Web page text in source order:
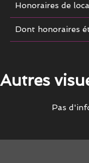
Honoraires de
Dont honoraires
Autres
Pas